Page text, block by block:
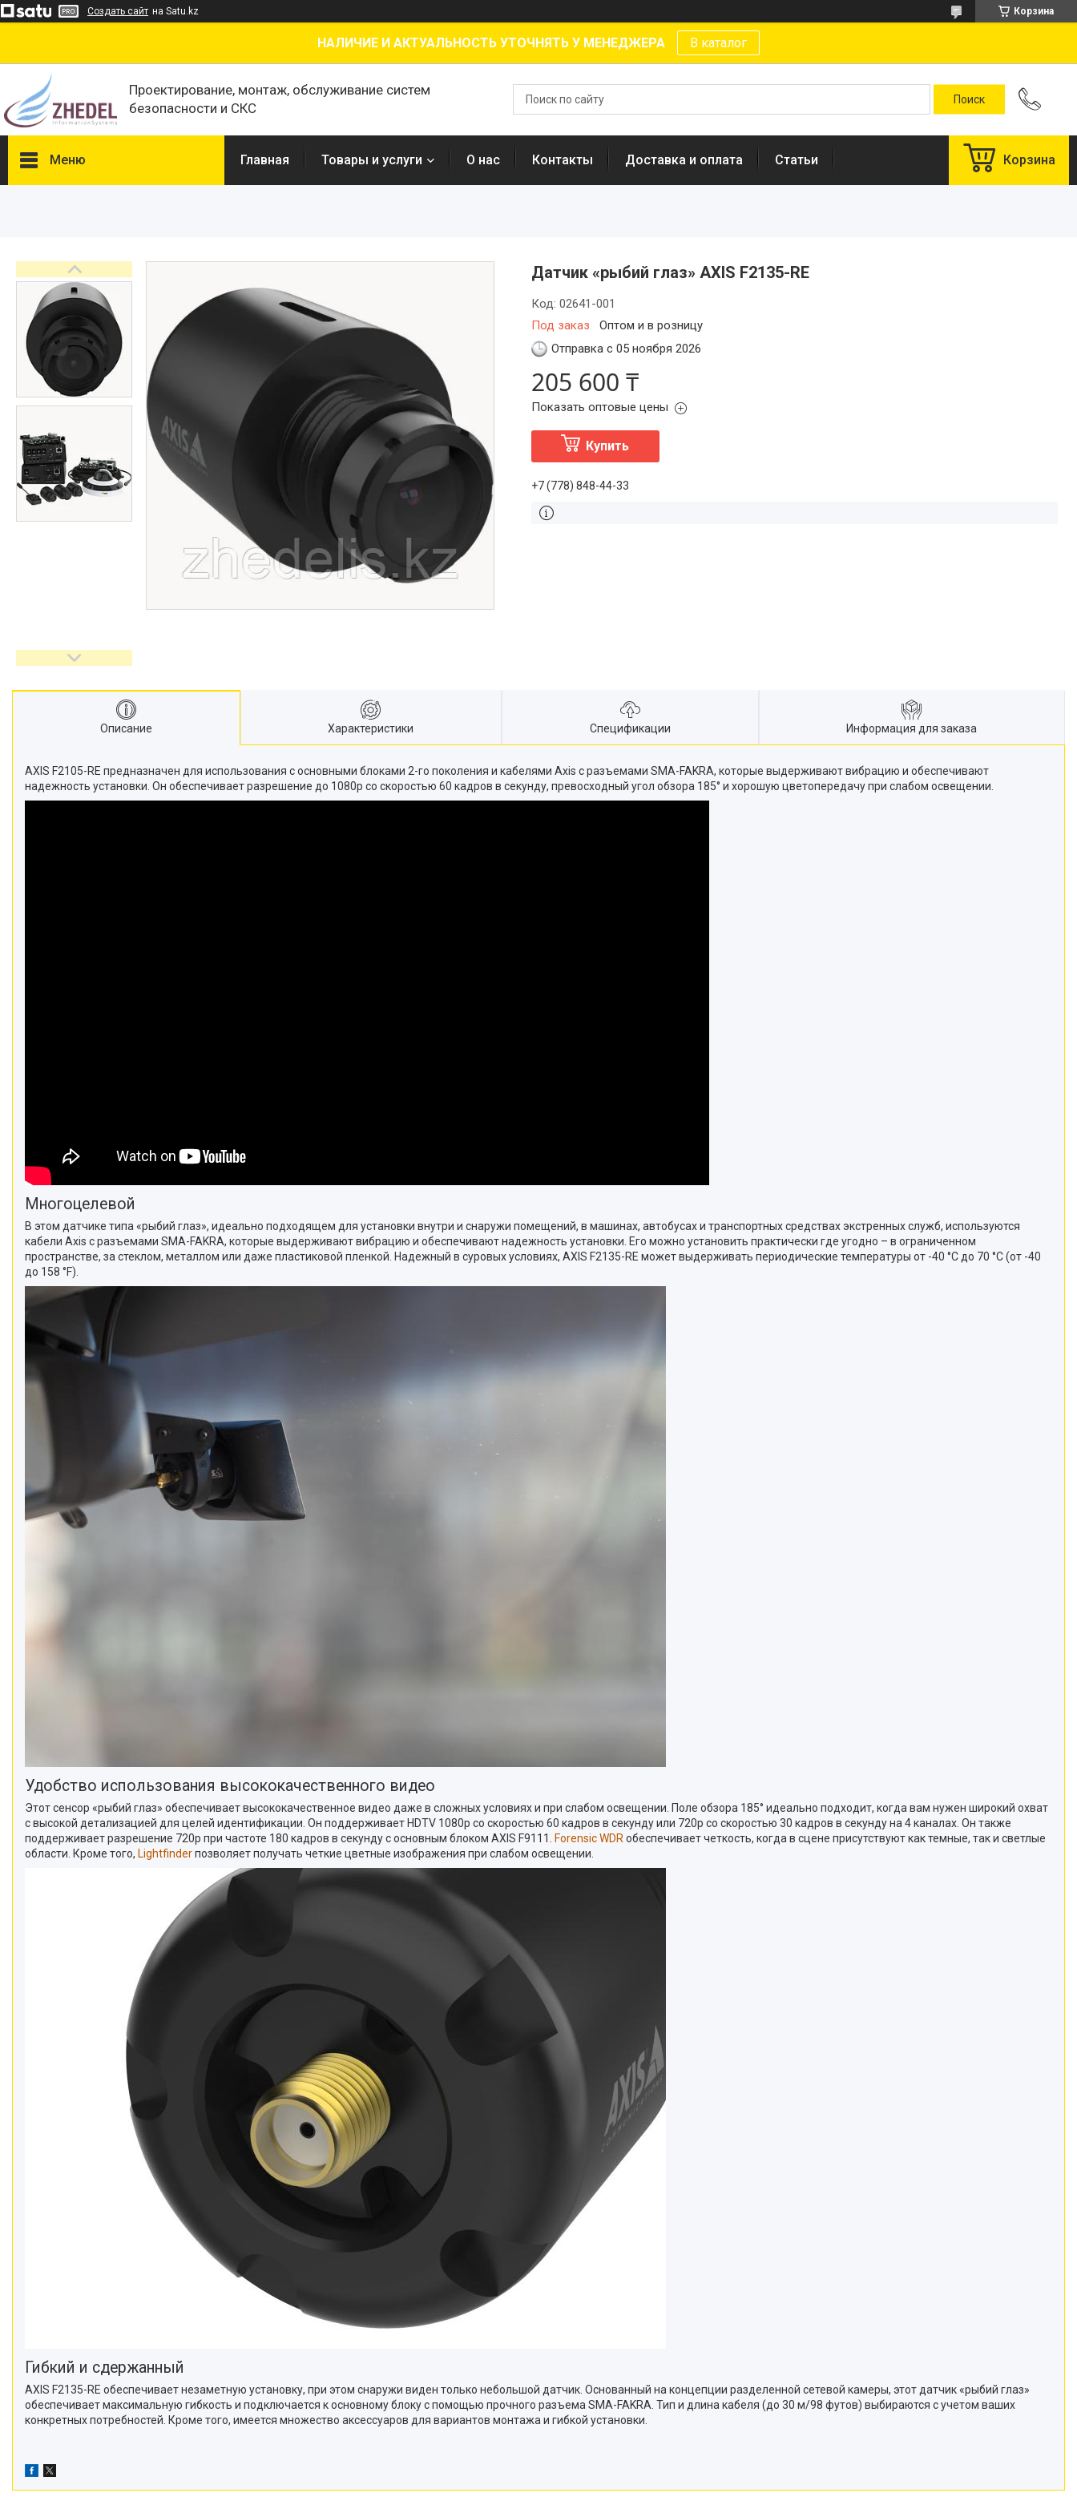
Создать сайт на Satu.kz Корзина
НАЛИЧИЕ И АКТУАЛЬНОСТЬ УТОЧНЯТЬ У МЕНЕДЖЕРА В каталог
Проектирование, монтаж, обслуживание систем
безопасности и СКС
Меню
Сертификаты
Главная Товары и услуги О нас Контакты Доставка и оплата Статьи Корзина
Датчик «рыбий глаз» AXIS F2135-RE
Под заказ Оптом и в розницу
Код: 02641-001
Отправка с 05 ноября 2026
205 600 ₸
Показать оптовые цены
Купить
+7 (778) 848-44-33
Описание Характеристики Спецификации Информация для заказа
AXIS F2105-RE предназначен для использования с основными блоками 2-го поколения и кабелями Axis с разъемами SMA-FAKRA, которые выдерживают вибрацию и обеспечивают
надежность установки. Он обеспечивает разрешение до 1080p со скоростью 60 кадров в секунду, превосходный угол обзора 185° и хорошую цветопередачу при слабом освещении.
Многоцелевой
В этом датчике типа «рыбий глаз», идеально подходящем для установки внутри и снаружи помещений, в машинах, автобусах и транспортных средствах экстренных служб, используются
кабели Axis с разъемами SMA-FAKRA, которые выдерживают вибрацию и обеспечивают надежность установки. Его можно установить практически где угодно – в ограниченном
пространстве, за стеклом, металлом или даже пластиковой пленкой. Надежный в суровых условиях, AXIS F2135-RE может выдерживать периодические температуры от -40 °C до 70 °C (от -40
до 158 °F).
Удобство использования высококачественного видео
Этот сенсор «рыбий глаз» обеспечивает высококачественное видео даже в сложных условиях и при слабом освещении. Поле обзора 185° идеально подходит, когда вам нужен широкий охват
с высокой детализацией для целей идентификации. Он поддерживает HDTV 1080p со скоростью 60 кадров в секунду или 720p со скоростью 30 кадров в секунду на 4 каналах. Он также
поддерживает разрешение 720p при частоте 180 кадров в секунду с основным блоком AXIS F9111.
Forensic WDR обеспечивает четкость, когда в сцене присутствуют как темные, так и светлые
области. Кроме того, Lightfinderпозволяет получать четкие цветные изображения при слабом освещении.
Гибкий и сдержанный
AXIS F2135-RE обеспечивает незаметную установку, при этом снаружи виден только небольшой датчик. Основанный на концепции разделенной сетевой камеры, этот датчик «рыбий глаз»
обеспечивает максимальную гибкость и подключается к основному блоку с помощью прочного разъема SMA-FAKRA. Тип и длина кабеля (до 30 м/98 футов) выбираются с учетом ваших
конкретных потребностей. Кроме того, имеется множество аксессуаров для вариантов монтажа и гибкой установки.